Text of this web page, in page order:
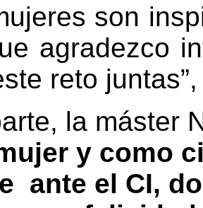
son
agradezco
reto
la máster
y como
ante el CI,